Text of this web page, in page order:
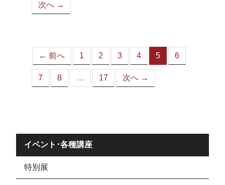
次へ →
← 前へ 1 2 3 4 5
（こ
6
7 8 … 17 次へ →
イベント･各種講座
特別展